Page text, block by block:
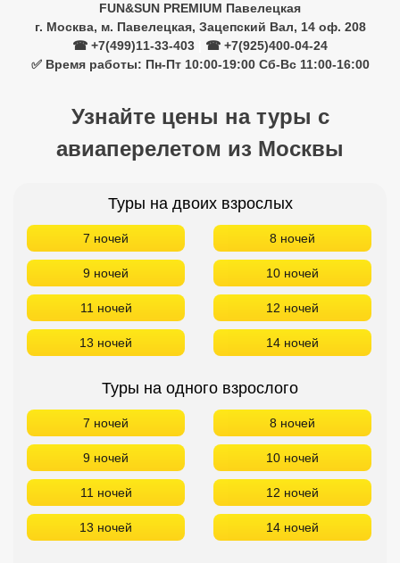
FUN&SUN PREMIUM Павелецкая
г. Москва, м. Павелецкая, Зацепский Вал, 14 оф. 208
☎ +7(499)11-33-403
☎ +7(925)400-04-24
✅ Время работы: Пн-Пт 10:00-19:00 Сб-Вс 11:00-16:00
Узнайте цены на туры с
авиаперелетом из Москвы
Туры на двоих взрослых
7 ночей 8 ночей
9 ночей 10 ночей
11 ночей 12 ночей
13 ночей 14 ночей
Туры на одного взрослого
7 ночей 8 ночей
9 ночей 10 ночей
11 ночей 12 ночей
13 ночей 14 ночей